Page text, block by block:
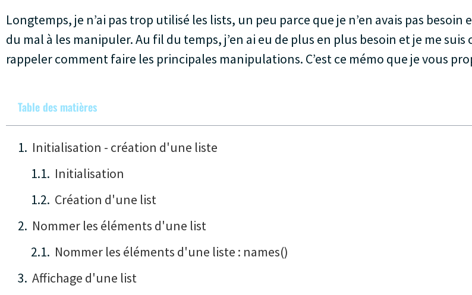
Longtemps, je n’ai pas trop utilisé les lists, un peu parce que je n’en avais pas besoin
du mal à les manipuler. Au fil du temps, j’en ai eu de plus en plus besoin et je me
rappeler comment faire les principales manipulations. C’est ce mémo que je vous
Table des matières
Initialisation - création d'une liste
Initialisation
Création d'une list
Nommer les éléments d'une list
Nommer les éléments d'une liste : names()
Affichage d'une list